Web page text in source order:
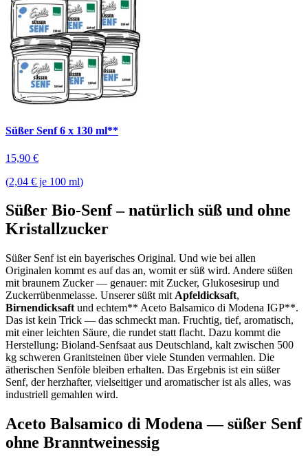
Süßer Senf 6 x 130 ml**
15,90 €
(2,04 € je 100 ml)
Süßer Bio-Senf – natürlich süß und ohne
Kristallzucker
Süßer Senf ist ein bayerisches Original. Und wie bei allen
Originalen kommt es auf das an, womit er süß wird. Andere süßen
mit braunem Zucker — genauer: mit Zucker, Glukosesirup und
Zuckerrübenmelasse. Unserer süßt mit Apfeldicksaft,
Birnendicksaft und echtem** Aceto Balsamico di Modena IGP**.
Das ist kein Trick — das schmeckt man. Fruchtig, tief, aromatisch,
mit einer leichten Säure, die rundet statt flacht. Dazu kommt die
Herstellung: Bioland-Senfsaat aus Deutschland, kalt zwischen 500
kg schweren Granitsteinen über viele Stunden vermahlen. Die
ätherischen Senföle bleiben erhalten. Das Ergebnis ist ein süßer
Senf, der herzhafter, vielseitiger und aromatischer ist als alles, was
industriell gemahlen wird.
Aceto Balsamico di Modena — süßer Senf
ohne Branntweinessig